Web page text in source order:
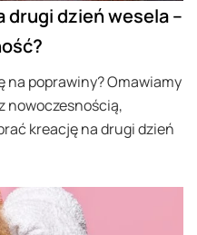
drugi dzień wesela –
na poprawiny? Omawiamy
nowoczesnością,
kreację na drugi dzień